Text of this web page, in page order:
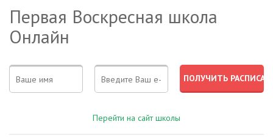
Первая Воскресная школа
Онлайн
Перейти на сайт школы